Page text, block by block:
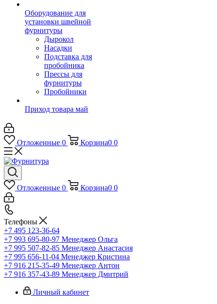
Оборудование для
установки швейной
фурнитуры
Дырокол
Насадки
Подставка для
пробойника
Прессы для
фурнитуры
Пробойники
Приход товара май
Отложенные 0 Корзина0 0
Отложенные 0 Корзина0 0
Телефоны
+7 495 123-36-64
+7 993 695-80-97 Менеджер Ольга
+7 995 507-82-85 Менеджер Анастасия
+7 995 656-11-04 Менеджер Кристина
+7 916 215-35-49 Менеджер Антон
+7 916 357-43-89 Менеджер Дмитрий
Личный кабинет